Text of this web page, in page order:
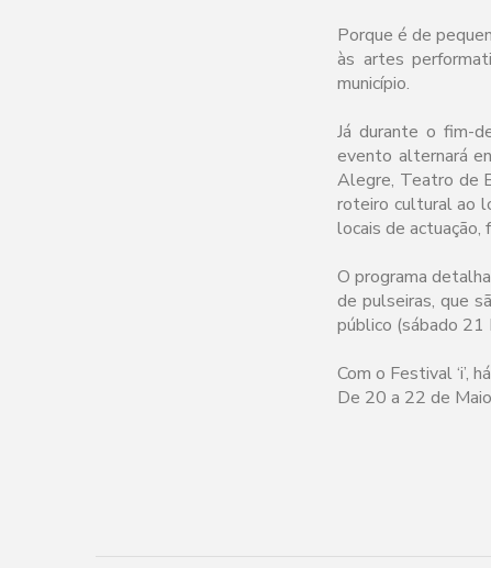
Porque é de
às artes
município.
Já durante o fim-
evento alternará
Alegre, Teatro de
roteiro cultural ao
locais de actuação,
O programa
de pulseiras, que
público (sábado 21
Com o Festival ‘i’,
De 20 a 22 de